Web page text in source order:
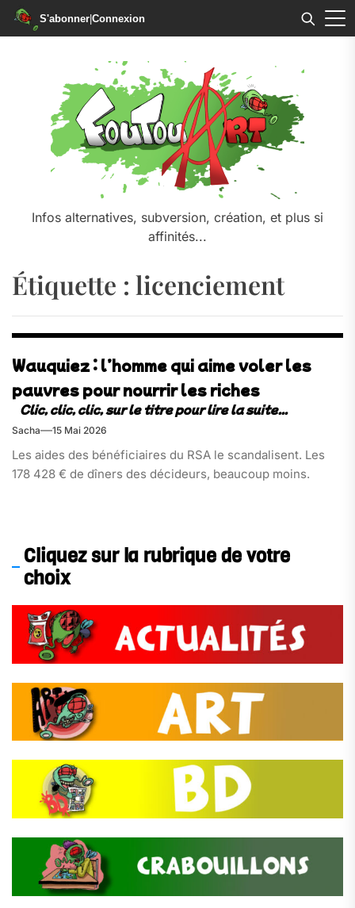
S'abonner|Connexion
Infos alternatives, subversion, création, et plus si
affinités...
Étiquette : licenciement
Wauquiez : l’homme qui aime voler les
pauvres pour nourrir les riches
Sacha 15 Mai 2026
Les aides des bénéficiaires du RSA le scandalisent. Les
178 428 € de dîners des décideurs, beaucoup moins.
Cliquez sur la rubrique de votre
choix